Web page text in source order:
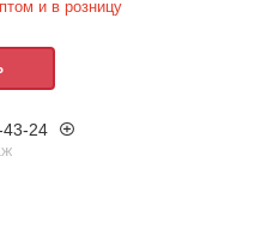
и в розницу
24